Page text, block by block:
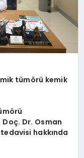
tümörü kemik
Doç. Dr. Osman
hakkında